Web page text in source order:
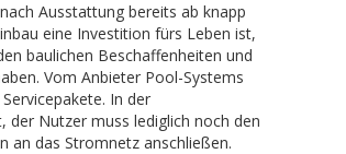
Ausstattung bereits ab knapp
eine Investition fürs Leben ist,
baulichen Beschaffenheiten und
Vom Anbieter Pool-Systems
In der
Nutzer muss lediglich noch den
an das Stromnetz anschließen.